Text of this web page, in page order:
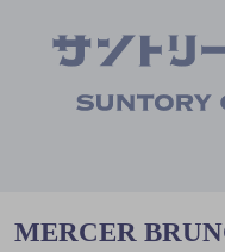
MERCER